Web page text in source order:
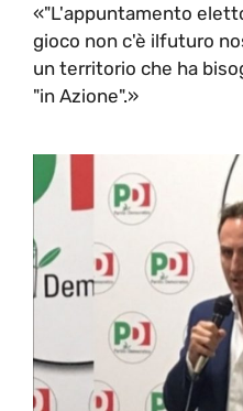
«"L'appuntamento
gioco non c'è ilfuturo
un territorio che ha
"in Azione".»